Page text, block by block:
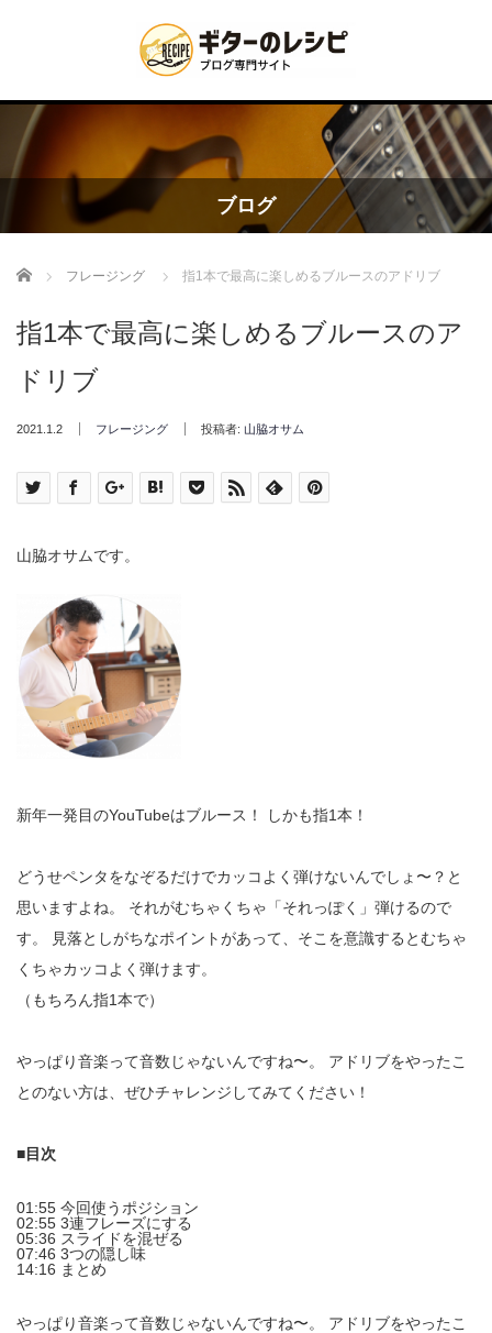
ブログ
Home フレージング 指1本で最高に楽しめるブルースのアドリブ
指1本で最高に楽しめるブルースのア
ドリブ
2021.1.2 フレージング 投稿者: 山脇オサム
山脇オサムです。
新年一発目のYouTubeはブルース！ しかも指1本！
どうせペンタをなぞるだけでカッコよく弾けないんでしょ〜？と
思いますよね。 それがむちゃくちゃ「それっぽく」弾けるので
す。 見落としがちなポイントがあって、そこを意識するとむちゃ
くちゃカッコよく弾けます。
（もちろん指1本で）
やっぱり音楽って音数じゃないんですね〜。 アドリブをやったこ
とのない方は、ぜひチャレンジしてみてください！
■目次
01:55 今回使うポジション
02:55 3連フレーズにする
05:36 スライドを混ぜる
07:46 3つの隠し味
14:16 まとめ
やっぱり音楽って音数じゃないんですね〜。 アドリブをやったこ